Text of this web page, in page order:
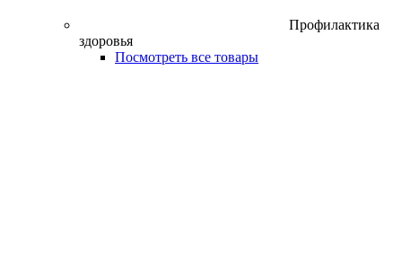
Профилактика
здоровья
Посмотреть все товары